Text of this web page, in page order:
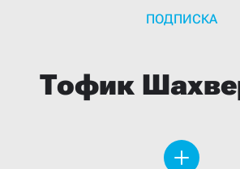
ПОДПИСКА
Тофик